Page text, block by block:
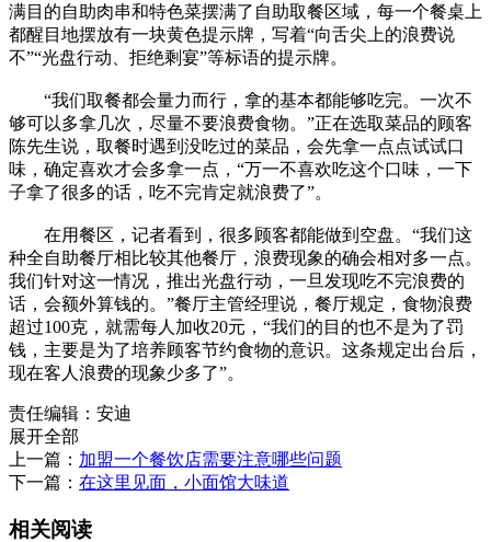
满目的自助肉串和特色菜摆满了自助取餐区域，每一个餐桌上
都醒目地摆放有一块黄色提示牌，写着“向舌尖上的浪费说
不”“光盘行动、拒绝剩宴”等标语的提示牌。
“我们取餐都会量力而行，拿的基本都能够吃完。一次不
够可以多拿几次，尽量不要浪费食物。”正在选取菜品的顾客
陈先生说，取餐时遇到没吃过的菜品，会先拿一点点试试口
味，确定喜欢才会多拿一点，“万一不喜欢吃这个口味，一下
子拿了很多的话，吃不完肯定就浪费了”。
在用餐区，记者看到，很多顾客都能做到空盘。“我们这
种全自助餐厅相比较其他餐厅，浪费现象的确会相对多一点。
我们针对这一情况，推出光盘行动，一旦发现吃不完浪费的
话，会额外算钱的。”餐厅主管经理说，餐厅规定，食物浪费
超过100克，就需每人加收20元，“我们的目的也不是为了罚
钱，主要是为了培养顾客节约食物的意识。这条规定出台后，
现在客人浪费的现象少多了”。
责任编辑：安迪
展开全部
上一篇： 加盟一个餐饮店需要注意哪些问题
下一篇： 在这里见面，小面馆大味道
相关阅读